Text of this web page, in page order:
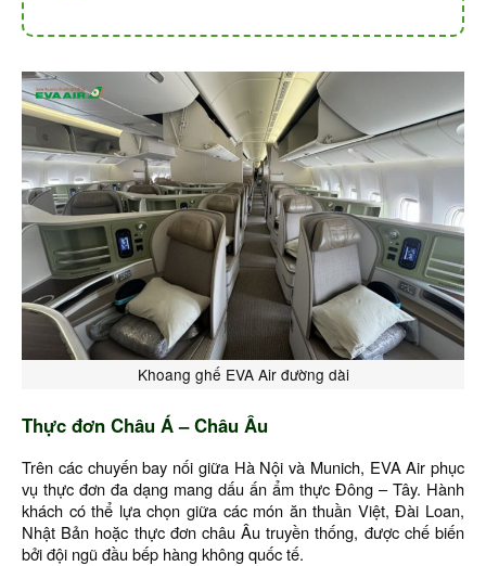
Khoang ghế EVA Air đường dài
Thực đơn Châu Á – Châu Âu
Trên các chuyến bay nối giữa Hà Nội và Munich, EVA Air phục
vụ thực đơn đa dạng mang dấu ấn ẩm thực Đông – Tây. Hành
khách có thể lựa chọn giữa các món ăn thuần Việt, Đài Loan,
Nhật Bản hoặc thực đơn châu Âu truyền thống, được chế biến
bởi đội ngũ đầu bếp hàng không quốc tế.